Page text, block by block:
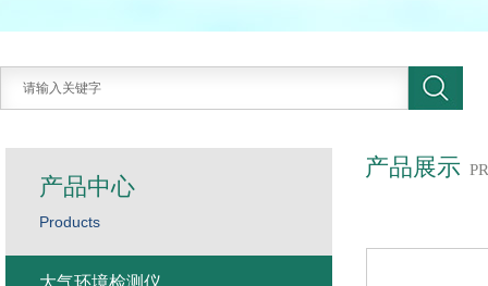
产品展示
产品中心
Products
大气环境检测仪